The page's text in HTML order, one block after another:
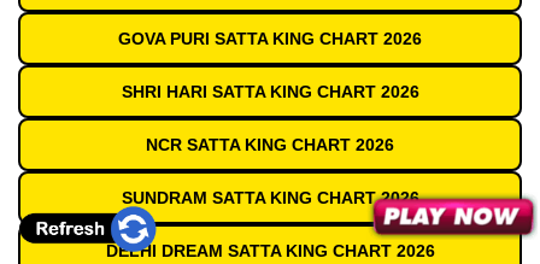
GOVA PURI SATTA KING CHART 2026
SHRI HARI SATTA KING CHART 2026
NCR SATTA KING CHART 2026
SUNDRAM SATTA KING CHART 2026
DELHI DREAM SATTA KING CHART 2026